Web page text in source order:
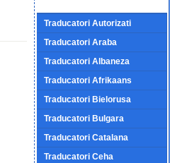
Traducatori Autorizati
Traducatori Araba
Traducatori Albaneza
Traducatori Afrikaans
Traducatori Bielorusa
Traducatori Bulgara
Traducatori Catalana
Traducatori Ceha